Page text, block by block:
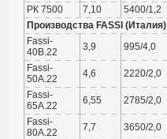
РК 7500
7,10 5400/1,2
Производства FASSI (Италия)
Fassi-
40B.22
3,9 995/4,0
Fassi-
50А.22
4,6 2220/2,0
Fassi-
65А.22
6,55 2785/2,0
Fassi-
80А.22
7,7 3650/2,0